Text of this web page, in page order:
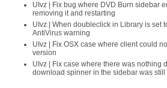
UIvz | Fix bug where DVD Burn sidebar
removing it and restarting
UIvz | When doubleclick in Library is set
AntiVirus warning
UIvz | Fix OSX case where client could
version
UIvz | Fix case where there was nothing
download spinner in the sidebar was still